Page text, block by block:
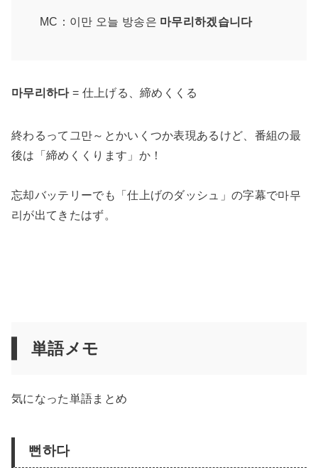
MC：이만 오늘 방송은 마무리하겠습니다
마무리하다= 仕上げる、締めくくる
終わるって그만～とかいくつか表現あるけど、番組の最
後は「締めくくります」か！
忘却バッテリーでも「仕上げのダッシュ」の字幕で마무
리が出てきたはず。
単語メモ
気になった単語まとめ
뻔하다